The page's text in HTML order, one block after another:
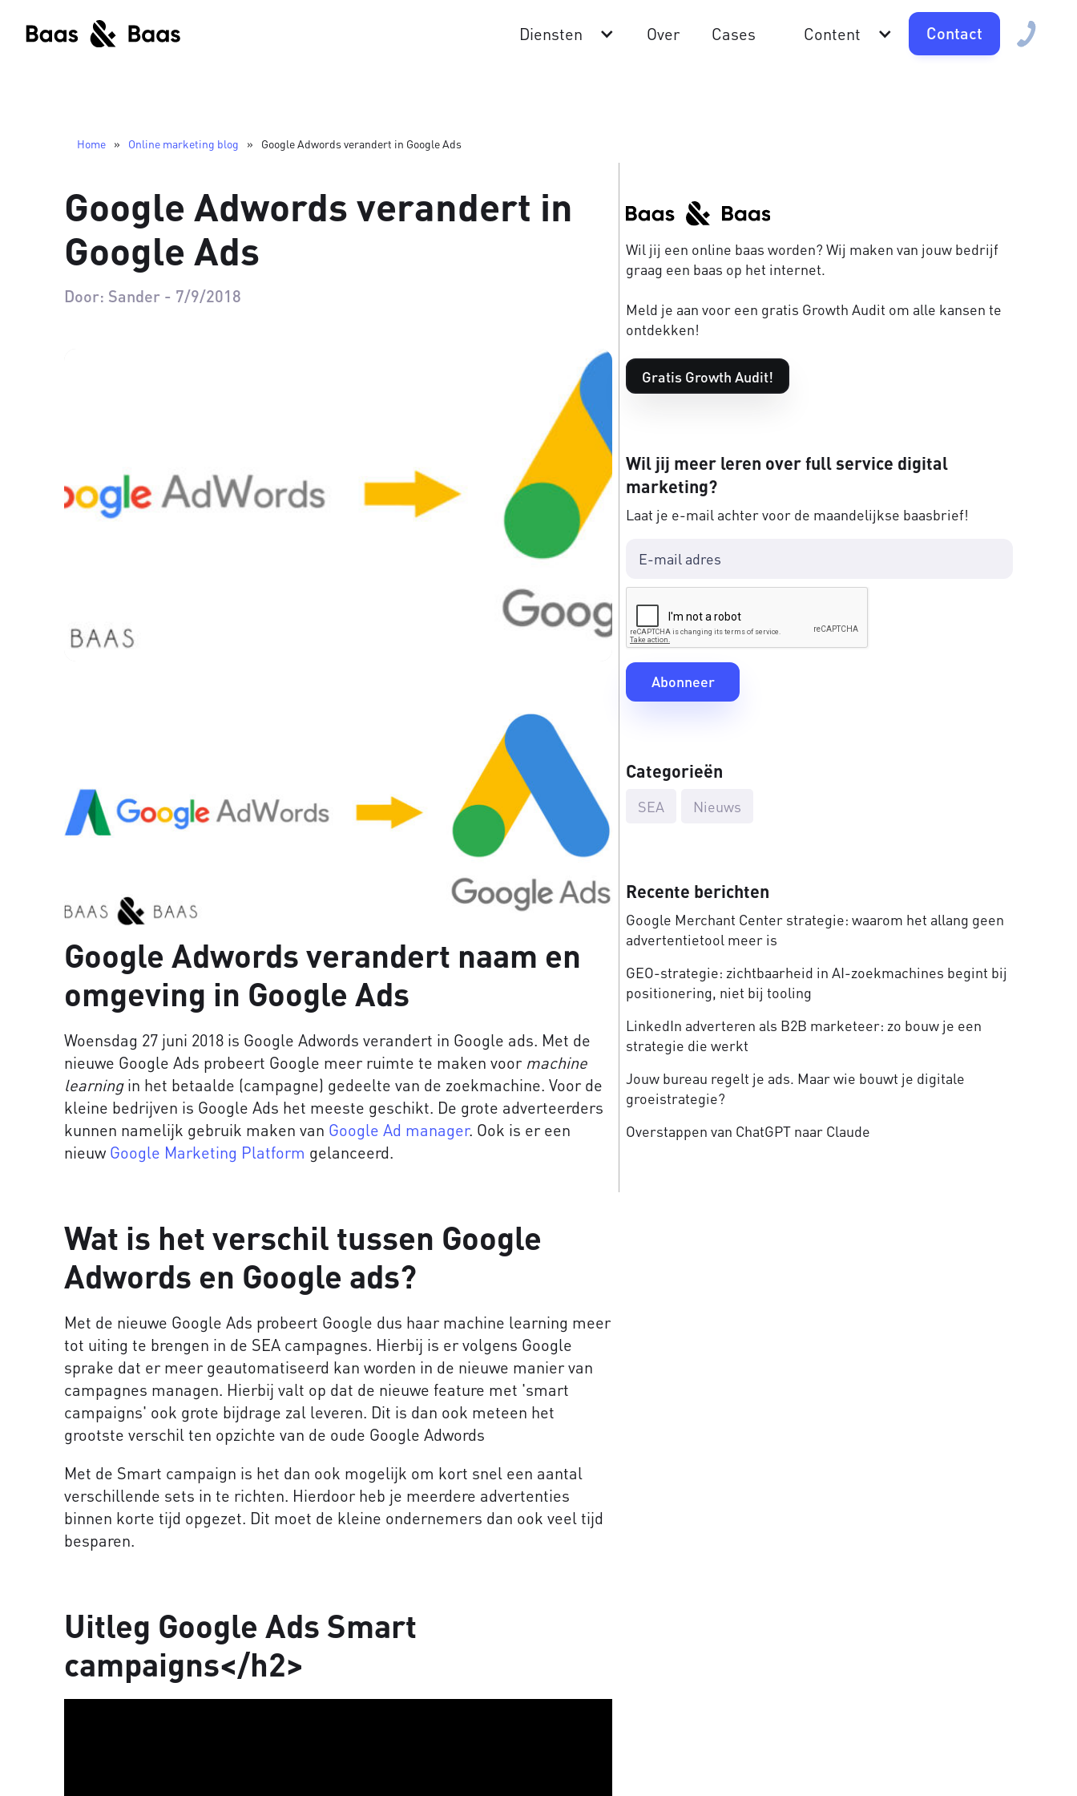
Diensten Over Cases Content Contact
Home » Online marketing blog » Google Adwords verandert in Google Ads
Google Adwords verandert in
Google Ads
Door: Sander - 7/9/2018
Google Adwords verandert naam en
omgeving in Google Ads
Woensdag 27 juni 2018 is Google Adwords verandert in Google ads. Met de
nieuwe Google Ads probeert Google meer ruimte te maken voor machine
learningin het betaalde (campagne) gedeelte van de zoekmachine. Voor de
kleine bedrijven is Google Ads het meeste geschikt. De grote adverteerders
kunnen namelijk gebruik maken van Google Ad manager. Ook is er een
nieuw Google Marketing Platform gelanceerd.
Wat is het verschil tussen Google
Adwords en Google ads?
Met de nieuwe Google Ads probeert Google dus haar machine learning meer
tot uiting te brengen in de SEA campagnes. Hierbij is er volgens Google
sprake dat er meer geautomatiseerd kan worden in de nieuwe manier van
campagnes managen. Hierbij valt op dat de nieuwe feature met 'smart
campaigns' ook grote bijdrage zal leveren. Dit is dan ook meteen het
grootste verschil ten opzichte van de oude Google Adwords
Met de Smart campaign is het dan ook mogelijk om kort snel een aantal
verschillende sets in te richten. Hierdoor heb je meerdere advertenties
binnen korte tijd opgezet. Dit moet de kleine ondernemers dan ook veel tijd
besparen.
Uitleg Google Ads Smart
campaigns</h2>
Wil jij een online baas worden? Wij maken van jouw bedrijf
graag een baas op het internet.
Meld je aan voor een gratis Growth Audit om alle kansen te
ontdekken!
Gratis Growth Audit!
Wil jij meer leren over full service digital
marketing?
Laat je e-mail achter voor de maandelijkse baasbrief!
Categorieën
SEA Nieuws
Recente berichten
Google Merchant Center strategie: waarom het allang geen
advertentietool meer is
GEO-strategie: zichtbaarheid in AI-zoekmachines begint bij
positionering, niet bij tooling
LinkedIn adverteren als B2B marketeer: zo bouw je een
strategie die werkt
Jouw bureau regelt je ads. Maar wie bouwt je digitale
groeistrategie?
Overstappen van ChatGPT naar Claude